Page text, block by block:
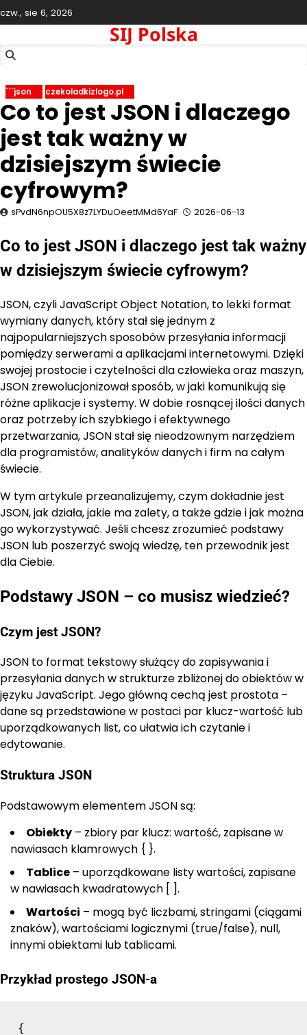
Skip
to
czw., sie 6, 2026
SIJ Polska
```json czekoladkizlogo.pl
Co to jest JSON i dlaczego
jest tak ważny w
dzisiejszym świecie
cyfrowym?
sPvdN6npOU5X8z7LYDuOeetMMd6YaF 2026-06-13
Co to jest JSON i dlaczego jest tak ważny
w dzisiejszym świecie cyfrowym?
JSON, czyli JavaScript Object Notation, to lekki format
wymiany danych, który stał się jednym z
najpopularniejszych sposobów przesyłania informacji
pomiędzy serwerami a aplikacjami internetowymi. Dzięki
swojej prostocie i czytelności dla człowieka oraz maszyn,
JSON zrewolucjonizował sposób, w jaki komunikują się
różne aplikacje i systemy. W dobie rosnącej ilości danych
oraz potrzeby ich szybkiego i efektywnego
przetwarzania, JSON stał się nieodzownym narzędziem
dla programistów, analityków danych i firm na całym
świecie.
W tym artykule przeanalizujemy, czym dokładnie jest
JSON, jak działa, jakie ma zalety, a także gdzie i jak można
go wykorzystywać. Jeśli chcesz zrozumieć podstawy
JSON lub poszerzyć swoją wiedzę, ten przewodnik jest
dla Ciebie.
Podstawy JSON – co musisz wiedzieć?
Czym jest JSON?
JSON to format tekstowy służący do zapisywania i
przesyłania danych w strukturze zbliżonej do obiektów w
języku JavaScript. Jego główną cechą jest prostota –
dane są przedstawione w postaci par klucz-wartość lub
uporządkowanych list, co ułatwia ich czytanie i
edytowanie.
Struktura JSON
Podstawowym elementem JSON są:
Obiekty – zbiory par klucz: wartość, zapisane w
nawiasach klamrowych { }.
Tablice – uporządkowane listy wartości, zapisane
w nawiasach kwadratowych [ ].
Wartości – mogą być liczbami, stringami (ciągami
znaków), wartościami logicznymi (true/false), null,
innymi obiektami lub tablicami.
Przykład prostego JSON-a
{